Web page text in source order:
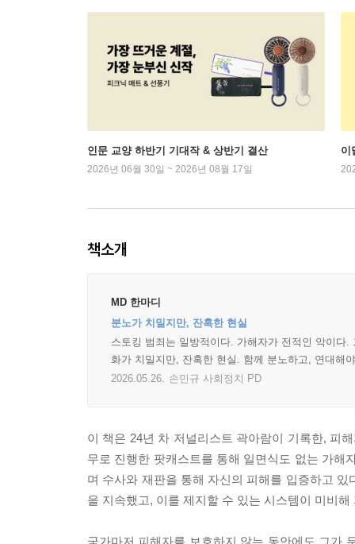
인문 교양 하반기 기대작 & 상반기 결산
2026년 06월 30일 ~ 2026년 08월 17일
이
책소개
MD 한마디
분노가 치밀지만, 잔혹한 현실
스토킹 범죄는 일방적이다. 가해자가 전적인 악이다
화가 치밀지만, 잔혹한 현실. 함께 분노하고, 연대해
2026.05.26. 손민규 사회정치 PD
이 책은 24년 차 저널리스트 곽아람이 기록한, 피
무로 진행한 팟캐스트를 통해 일면식도 없는 가해
며 수사와 재판을 통해 자신의 피해를 입증하고
을 지속했고, 이를 제지할 수 있는 시스템이 미비
국가마저 피해자를 보호하지 않는 동안에도 그가